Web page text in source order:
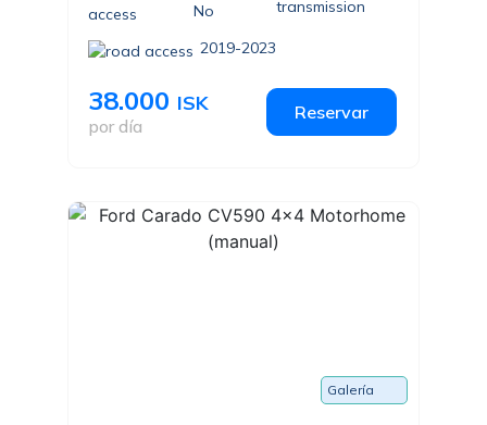
No
2019-2023
38.000 ISK
por día
Reservar
Galería